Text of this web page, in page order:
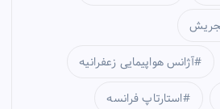
آژانس هواپیمایی زعفرانیه
استارتاپ فرانسه